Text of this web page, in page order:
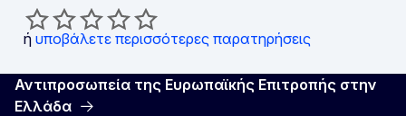
ή υποβάλετε περισσότερες παρατηρήσεις
Αντιπροσωπεία της Ευρωπαϊκής Επιτροπής στην
Ελλάδα